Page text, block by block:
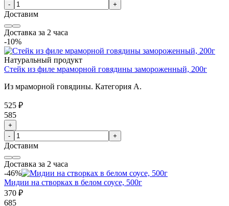
-
+
Доставим
Доставка за 2 часа
-10%
Натуральный продукт
Стейк из филе мраморной говядины замороженный, 200г
Из мраморной говядины. Категория А.
525 ₽
585
+
-
+
Доставим
Доставка за 2 часа
-46%
Мидии на створках в белом соусе, 500г
370 ₽
685